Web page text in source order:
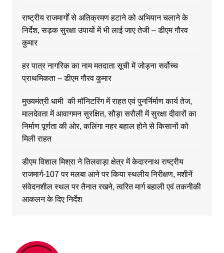
राष्ट्रीय राजमार्गों से अतिक्रमण हटाने को अभियान चलाने के
निर्देश, सड़क सुरक्षा उपायों में भी लाई जाए तेजी – डीएम गौरव
कुमार
हर पात्र नागरिक का नाम मतदाता सूची में जोड़ना सर्वोच्च
प्राथमिकता – डीएम गौरव कुमार
मुख्यमंत्री धामी की मॉनिटरिंग में राहत एवं पुनर्निर्माण कार्य तेज,
मालदेवता में आवागमन सुरक्षित, सौड़ा सरौली में सुरक्षा दीवारों का
निर्माण पूर्णता की ओर, कलिंगा नहर बहाल होने से किसानों को
मिली राहत
डीएम विशाल मिश्रा ने तिलवाड़ा क्षेत्र में केदारनाथ राष्ट्रीय
राजमार्ग-107 पर मलबा आने पर किया स्थलीय निरीक्षण, मशीनें
संवेदनशील स्थल पर तैनात रखने, त्वरित मार्ग बहाली एवं तकनीकी
आकलन के दिए निर्देश